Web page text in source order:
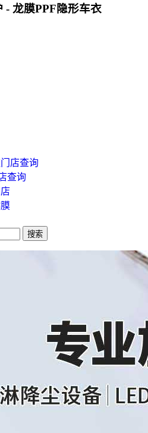
- 龙膜PPF隐形车衣
店查询
查询
搜索